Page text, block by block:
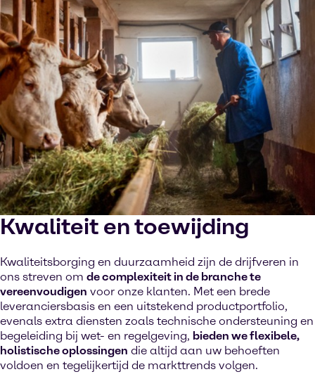
Cookies SettingsBekijk op YouTube
Kwaliteit en toewijding
Kwaliteitsborging en duurzaamheid zijn de drijfveren in
ons streven om de complexiteit in de branche te
vereenvoudigen voor onze klanten. Met een brede
leveranciersbasis en een uitstekend productportfolio,
evenals extra diensten zoals technische ondersteuning en
begeleiding bij wet- en regelgeving, bieden we flexibele,
holistische oplossingen die altijd aan uw behoeften
voldoen en tegelijkertijd de markttrends volgen.